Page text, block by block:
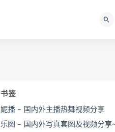
书签
妮播 – 国内外主播热舞视频分享
乐图 – 国内外写真套图及视频分享